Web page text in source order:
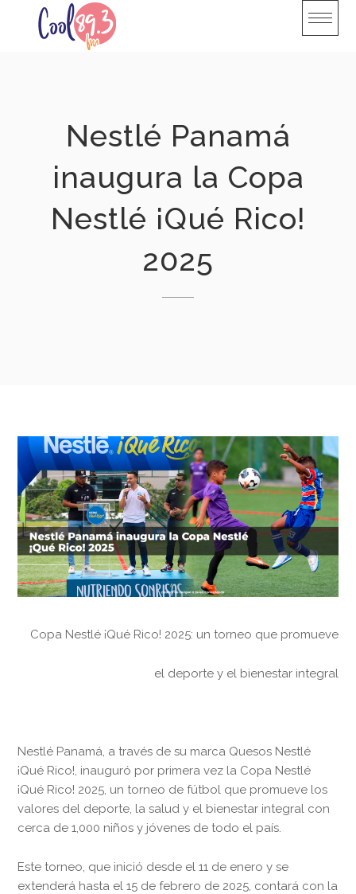
Nestlé Panamá
inaugura la Copa
Nestlé ¡Qué Rico!
2025
Copa Nestlé ¡Qué Rico! 2025: un torneo que promueve
el deporte y el bienestar integral
Nestlé Panamá, a través de su marca Quesos Nestlé
¡Qué Rico!, inauguró por primera vez la Copa Nestlé
¡Qué Rico! 2025, un torneo de fútbol que promueve los
valores del deporte, la salud y el bienestar integral con
cerca de 1,000 niños y jóvenes de todo el país.
Este torneo, que inició desde el 11 de enero y se
extenderá hasta el 15 de febrero de 2025, contará con la